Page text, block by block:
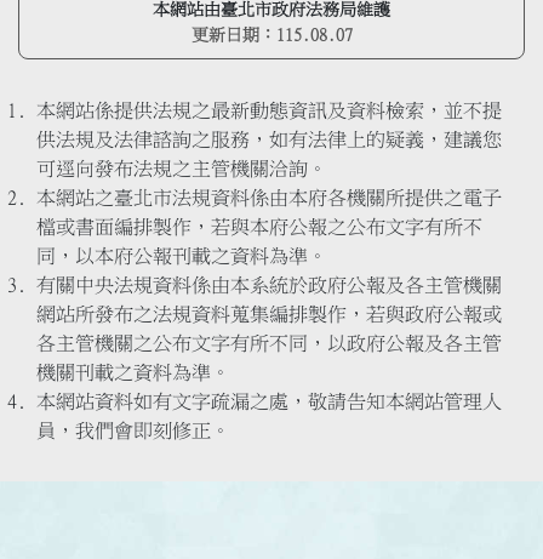
本網站由臺北市政府法務局維護
更新日期： 115.08.07
本網站係提供法規之最新動態資訊及資料檢索，並不提
供法規及法律諮詢之服務，如有法律上的疑義，建議您
可逕向發布法規之主管機關洽詢。
本網站之臺北市法規資料係由本府各機關所提供之電子
檔或書面編排製作，若與本府公報之公布文字有所不
同，以本府公報刊載之資料為準。
有關中央法規資料係由本系統於政府公報及各主管機關
網站所發布之法規資料蒐集編排製作，若與政府公報或
各主管機關之公布文字有所不同，以政府公報及各主管
機關刊載之資料為準。
本網站資料如有文字疏漏之處，敬請告知本網站管理人
員，我們會即刻修正。